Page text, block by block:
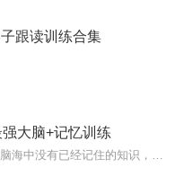
跟读训练合集
大脑+记忆训练